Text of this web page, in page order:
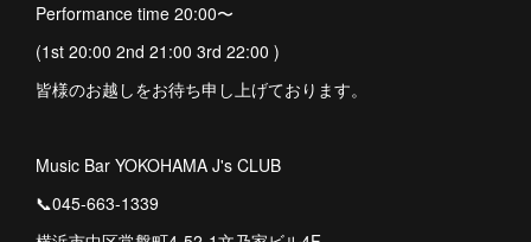
Performance time 20:00〜
(1st 20:00 2nd 21:00 3rd 22:00 )
皆様のお越しをお待ち申し上げております。
Music Bar YOKOHAMA J's CLUB
📞045-663-1339